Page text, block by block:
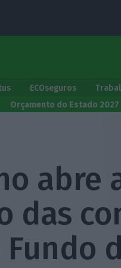
ECOseguros
Orçamento do Estado 2027
abre
das